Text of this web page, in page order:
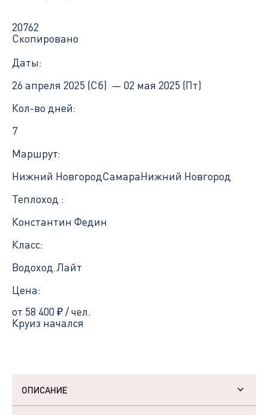
20762
Скопировано
Даты:
26 апреля 2025 (Сб) — 02 мая 2025 (Пт)
Кол-во дней:
7
Маршрут:
Нижний НовгородСамараНижний Новгород
Теплоход :
Константин Федин
Класс:
Водоход.Лайт
Цена:
от 58 400 ₽/ чел.
Круиз начался
ОПИСАНИЕ